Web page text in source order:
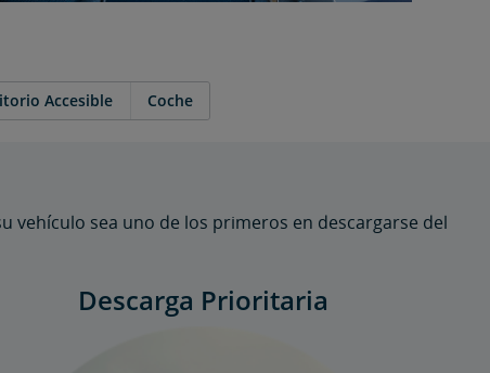
Accesible Coche
vehículo sea uno de los primeros en descargarse del
Descarga Prioritaria